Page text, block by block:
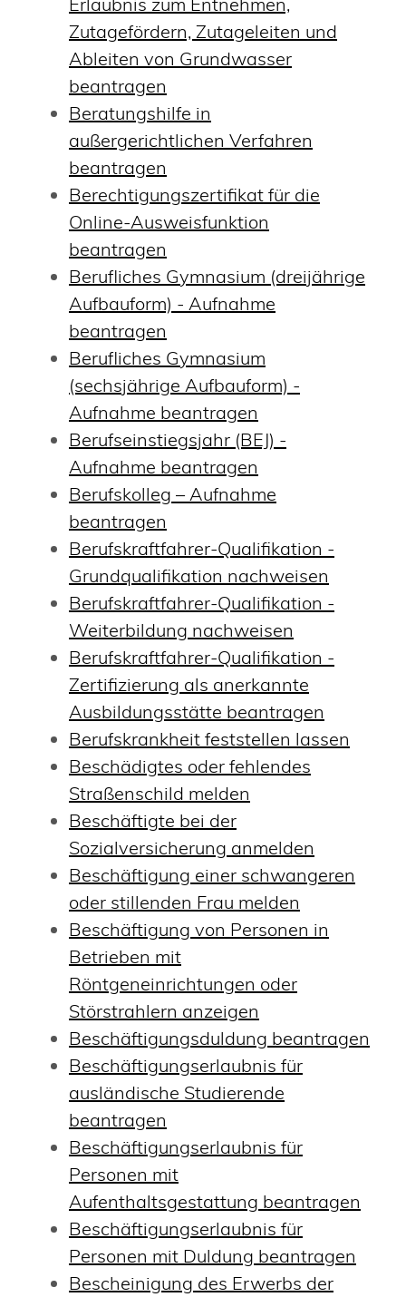
Zutagefördern, Zutageleiten und
Ableiten von Grundwasser
beantragen
Beratungshilfe in
außergerichtlichen Verfahren
beantragen
Berechtigungszertifikat für die
Online-Ausweisfunktion
beantragen
Berufliches Gymnasium (dreijährige
Aufbauform) - Aufnahme
beantragen
Berufliches Gymnasium
(sechsjährige Aufbauform) -
Aufnahme beantragen
Berufseinstiegsjahr (BEJ) -
Aufnahme beantragen
Berufskolleg – Aufnahme
beantragen
Berufskraftfahrer-Qualifikation -
Grundqualifikation nachweisen
Berufskraftfahrer-Qualifikation -
Weiterbildung nachweisen
Berufskraftfahrer-Qualifikation -
Zertifizierung als anerkannte
Ausbildungsstätte beantragen
Berufskrankheit feststellen lassen
Beschädigtes oder fehlendes
Straßenschild melden
Beschäftigte bei der
Sozialversicherung anmelden
Beschäftigung einer schwangeren
oder stillenden Frau melden
Beschäftigung von Personen in
Betrieben mit
Röntgeneinrichtungen oder
Störstrahlern anzeigen
Beschäftigungsduldung beantragen
Beschäftigungserlaubnis für
ausländische Studierende
beantragen
Beschäftigungserlaubnis für
Personen mit
Aufenthaltsgestattung beantragen
Beschäftigungserlaubnis für
Personen mit Duldung beantragen
Bescheinigung des Erwerbs der